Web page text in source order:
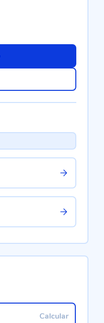
Calcular